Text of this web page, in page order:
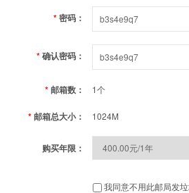
*密码：
*确认密码：
*邮箱数： 1个
*邮箱总大小： 1024M
购买年限：
我同意不用此邮局发